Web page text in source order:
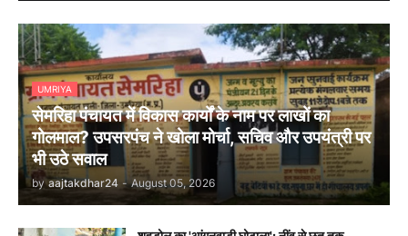
UMRIYA
सेमरिहा पंचायत में विकास कार्यों के नाम पर लाखों का
गोलमाल? उपसरपंच ने खोला मोर्चा, सचिव और उपयंत्री पर
भी उठे सवाल
by aajtakdhar24 - August 05, 2026